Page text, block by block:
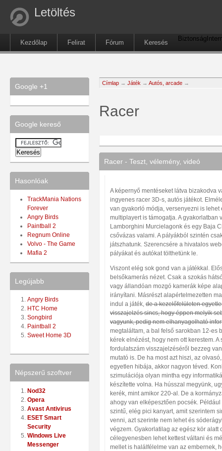
Letöltés
Kezdőlap Felirat Fórum Keresés
Biztonság
Google +1
Google kereső
Hasonlóak
TrackMania Nations
Forever
Angry Birds
Paintball 2
Regnum Online
Volvo - The Game
Mafia 2
Legújabb
Angry Birds
HTC Home
Songbird
Paintball 2
Sweet Home 3D
Népszerű szoftver
Nod32
Opera
Avast Antivirus
ESET Smart
Security
Windows Live
Messenger
Címlap → Játék → Autós, arcade →
Racer
Racer - Teszt, vélemény, videó
A képernyő mentéseket látva bizakodva
ingyenes racer 3D-s, autós játékot.
van gyakorló módja, versenyezni is lehet
multiplayert is támogatja. A gyakorlatban
Lamborghini Murcielagonk és egy Baja
csővázas valami. A pályákból szintén
játszhatunk. Szerencsére a hivatalos
pályákat és autókat tölthetünk le.
Viszont elég sok gond van a játékkal.
belsőkamerás nézet. Csak a szokás
vagy állandóan mozgó kamerák képe
irányítani. Másrészt alapértelmezetten
indul a játék, de a kezelőfelületen
visszajelzés sincs, hogy éppen melyik
vagyunk, pedig nem elhanyagolható
megtaláltam, a bal felső sarokban 12-es
kérek elnézést, hogy nem ott kerestem. A
fordulatszám visszajelzéséről bezzeg
mutató is. De ha most azt hiszi, az
egyetlen hibája, akkor nagyon téved.
szimulációja olyan mintha egy
készítette volna. Ha hússzal megyünk,
kerék, mint amikor 220-al. De a
ahogy van elképesztően pocsék.
szintű, elég pici kanyart, amit szerintem
venni, azt szerinte nem lehet és
végzem. Gyakorlatilag az egész kör alatt
célegyenesben lehet kettest váltani és
mellet is halálfélelme van az embernek,